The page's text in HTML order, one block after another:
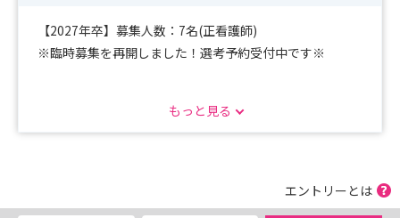
【2027年卒】募集人数：7名(正看護師)
※臨時募集を再開しました！選考予約受付中です※
【2028年卒】は引き続きインターン・病院見学会を受付
詳細は選考ページをご確認ください！
もっと見る
エントリーとは